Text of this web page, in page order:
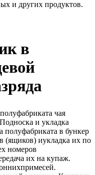
и других продуктов.
в
чая
и укладка
полуфабриката в бункер
иукладка их по
номеров
их на купаж.